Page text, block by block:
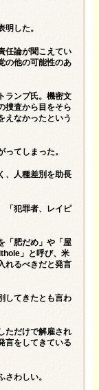
した。
任論が聞こえてい
の他の可能性のあ
ランプ氏。機密文
捜査から目をそら
えなかったという
てしまった。
、人種差別を助長
「犯罪者、レイピ
「肥だめ」や「屋
」と呼び、米
れるべきだと発言
してきたとも言わ
ただけで解雇され
言をしてきている
わしい。